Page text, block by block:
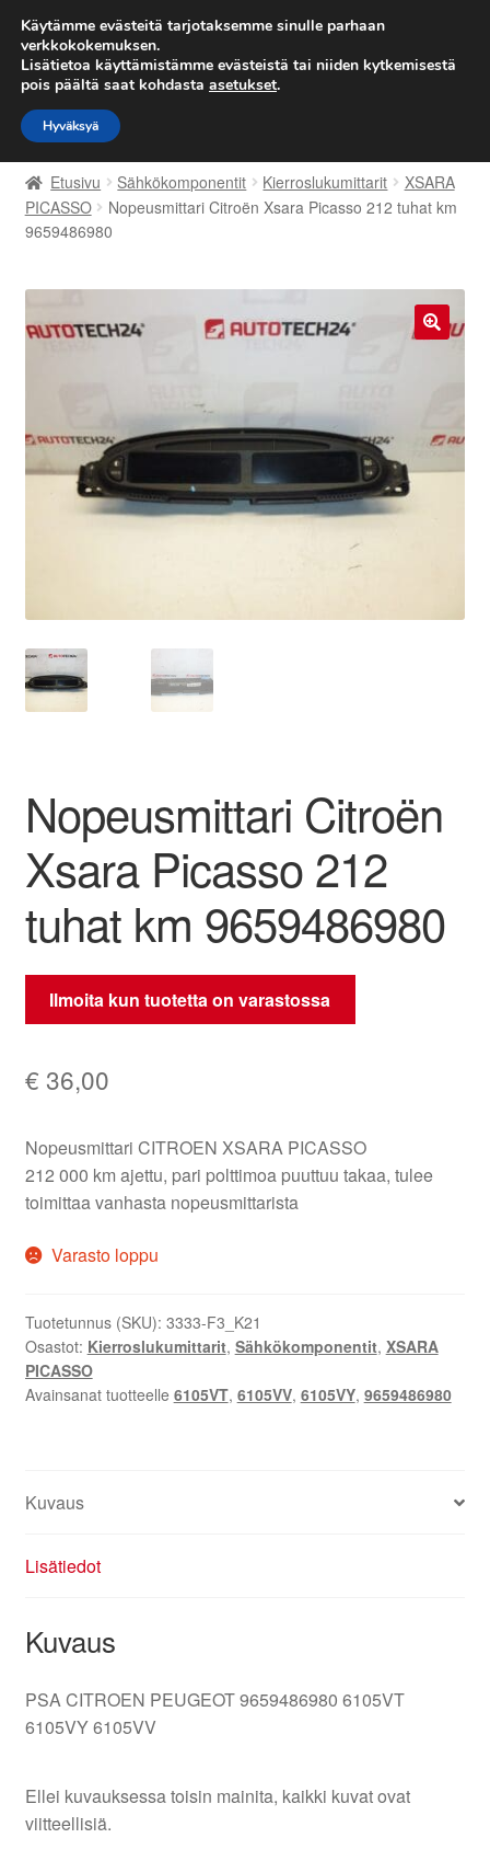
TOIMITUS alkaen 7 EUR
Siirry
navigointiin
Siirry
sisältöön
Etusivu
Kärry
Maksut
Meistä
Tarkista
Valitukset
Etusivu Sähkökomponentit Kierroslukumittarit
XSARA
PICASSO
Nopeusmittari Citroën Xsara Picasso 212 tuhat km
9659486980
Nopeusmittari Citroën
Xsara Picasso 212
tuhat km 9659486980
Ilmoita kun tuotetta on varastossa
€ 36,00
Nopeusmittari CITROEN XSARA PICASSO
212 000 km ajettu, pari polttimoa puuttuu takaa, tulee
toimittaa vanhasta nopeusmittarista
Varasto loppu
Tuotetunnus (SKU): 3333-F3_K21
Osastot: Kierroslukumittarit, Sähkökomponentit, XSARA
PICASSO
Avainsanat tuotteelle 6105VT, 6105VV, 6105VY, 9659486980
Kuvaus
Lisätiedot
Kuvaus
PSA CITROEN PEUGEOT 9659486980 6105VT
6105VY 6105VV
Ellei kuvauksessa toisin mainita, kaikki kuvat ovat
viitteellisiä.
Käytämme evästeitä tarjotaksemme sinulle parhaan
verkkokokemuksen.
Lisätietoa käyttämistämme evästeistä tai niiden kytkemisestä
pois päältä saat kohdasta asetukset.
Hyväksyä